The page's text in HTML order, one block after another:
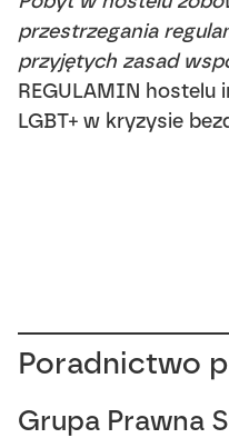
przestrzegania
przyjętych zasad
REGULAMIN hostelu
LGBT+ w kryzysie
Poradnictwo
Grupa Prawna